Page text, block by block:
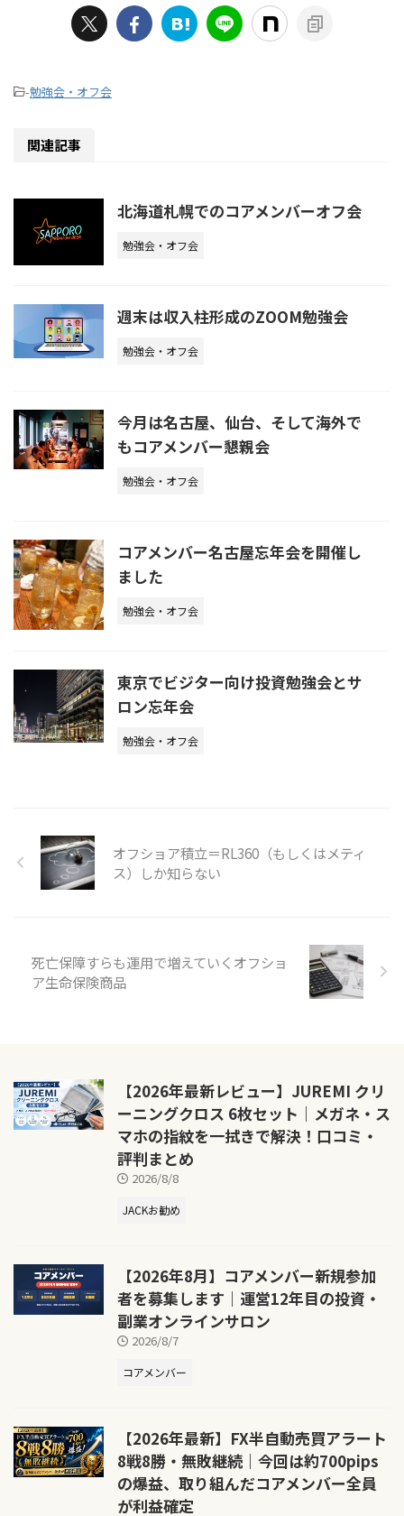
-勉強会・オフ会
関連記事
北海道札幌でのコアメンバーオフ会
勉強会・オフ会
週末は収入柱形成のZOOM勉強会
勉強会・オフ会
今月は名古屋、仙台、そして海外で
もコアメンバー懇親会
勉強会・オフ会
コアメンバー名古屋忘年会を開催し
ました
勉強会・オフ会
東京でビジター向け投資勉強会とサ
ロン忘年会
勉強会・オフ会
オフショア積立＝RL360（もしくはメティ
ス）しか知らない
死亡保障すらも運用で増えていくオフショ
ア生命保険商品
【2026年最新レビュー】JUREMI クリ
ーニングクロス 6枚セット｜メガネ・ス
マホの指紋を一拭きで解決！口コミ・
評判まとめ
2026/8/8
JACKお勧め
【2026年8月】コアメンバー新規参加
者を募集します｜運営12年目の投資・
副業オンラインサロン
2026/8/7
コアメンバー
【2026年最新】FX半自動売買アラート
8戦8勝・無敗継続｜今回は約700pips
の爆益、取り組んだコアメンバー全員
が利益確定